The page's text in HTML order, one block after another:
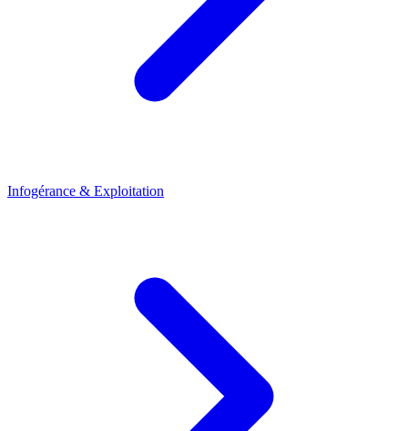
Infogérance & Exploitation